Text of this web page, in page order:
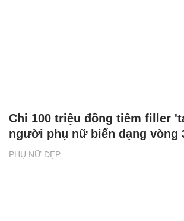
PHỤ NỮ ĐẸP
Chi 100 triệu đồng tiêm filler
người phụ nữ biến dạng vòng